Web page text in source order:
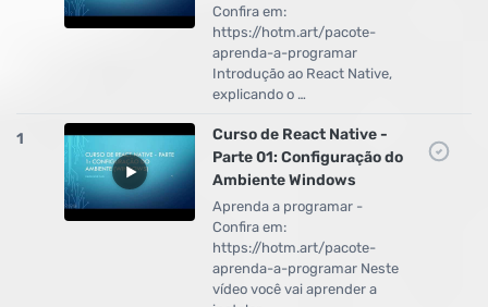
Confira em:
https://hotm.art/pacote-
aprenda-a-programar
Introdução ao React Native,
explicando o …
1
Curso de React Native -
Parte 01: Configuração do
Ambiente Windows
Aprenda a programar -
Confira em:
https://hotm.art/pacote-
aprenda-a-programar Neste
vídeo você vai aprender a